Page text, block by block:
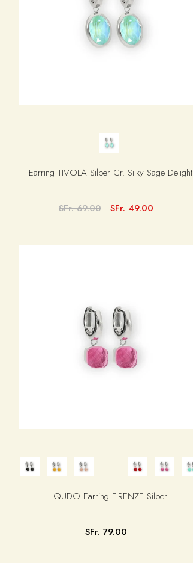
Earring TIVOLA Silber Cr. Silky Sage Delight
SFr. 69.00 SFr. 49.00
QUDO Earring FIRENZE Silber
SFr. 79.00